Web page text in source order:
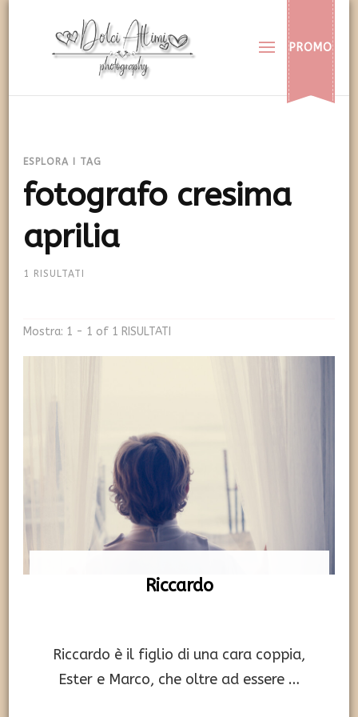
Dolci Attimi
Rendiamo immortali i vostri dolci momenti
PROMO
ESPLORA I TAG
fotografo cresima
aprilia
1 RISULTATI
Mostra: 1 - 1 of 1 RISULTATI
Riccardo
Riccardo è il figlio di una cara coppia,
Ester e Marco, che oltre ad essere …